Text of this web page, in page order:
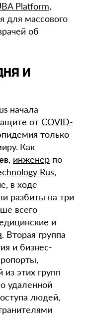
Platform,
для массового
об
И
начала
от COVID-
только
Как
, инженер по
Rus,
в ходе
разбиты на три
всего
и
. Вторая группа
и бизнес-
этих групп
удаленной
людей,